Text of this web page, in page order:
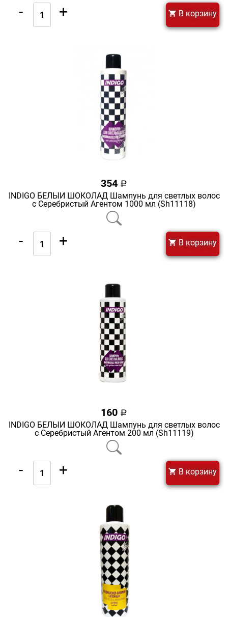
- + В корзину
354 a
INDIGO БЕЛЫЙ ШОКОЛАД Шампунь для светлых волос
с Серебристый Агентом 1000 мл (Sh11118)
- + В корзину
160 a
INDIGO БЕЛЫЙ ШОКОЛАД Шампунь для светлых волос
с Серебристый Агентом 200 мл (Sh11119)
- + В корзину